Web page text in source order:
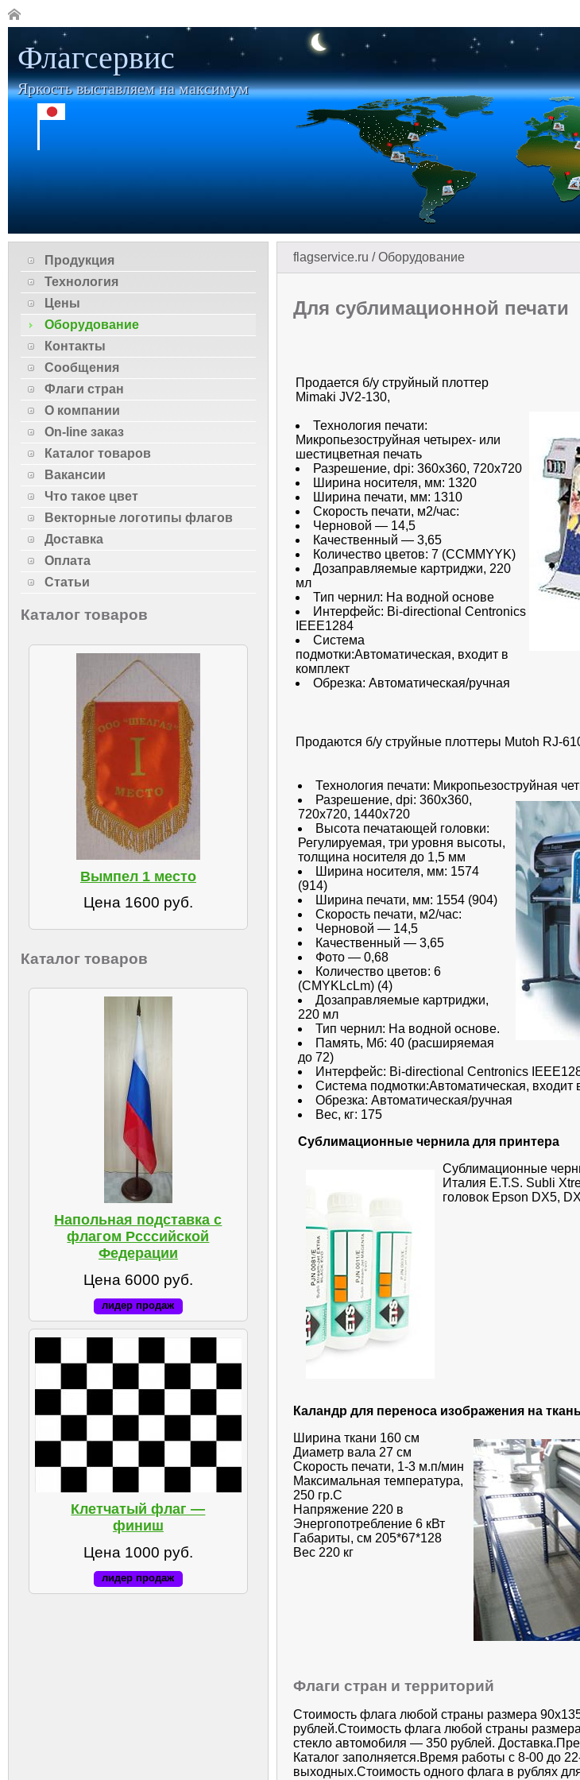
Флагсервис
Яркость выставляем на максимум
flagservice.ru /Оборудование
Для сублимационной печати
Продается б/у струйный плоттер
Mimaki JV2-130,
Технология печати:
Микропьезоструйная четырех- или
шестицветная печать
Разрешение, dpi: 360x360, 720x720
Ширина носителя, мм: 1320
Ширина печати, мм: 1310
Скорость печати, м2/час:
Черновой — 14,5
Качественный — 3,65
Количество цветов: 7 (CСMMYYK)
Дозаправляемые картриджи, 220
мл
Тип чернил: На водной основе
Интерфейс: Bi-directional Centronics
IEEE1284
Система
подмотки:Автоматическая, входит в
комплект
Обрезка: Автоматическая/ручная
Продаются б/у струйные плоттеры Mutoh RJ-
Технология печати: Микропьезоструйная
Разрешение, dpi: 360x360,
720x720, 1440x720
Высота печатающей головки:
Регулируемая, три уровня высоты,
толщина носителя до 1,5 мм
Ширина носителя, мм: 1574
(914)
Ширина печати, мм: 1554 (904)
Скорость печати, м2/час:
Черновой — 14,5
Качественный — 3,65
Фото — 0,68
Количество цветов: 6
(CMYKLcLm) (4)
Дозаправляемые картриджи,
220 мл
Тип чернил: На водной основе.
Память, Мб: 40 (расширяемая
до 72)
Интерфейс: Bi-directional Centronics
Система подмотки:Автоматическая, входит
Обрезка: Автоматическая/ручная
Вес, кг: 175
Сублимационные чернила для принтера
Сублимационные
Италия E.T.S. Subli
головок Epson DX5,
Каландр для переноса изображения на
Ширина ткани 160 см
Диаметр вала 27 см
Скорость печати, 1-3 м.п/мин
Максимальная температура,
250 гр.С
Напряжение 220 в
Энергопотребление 6 кВт
Габариты, см 205*67*128
Вес 220 кг
Флаги стран и территорий
Стоимость флага любой страны размера
рублей.Стоимость флага любой страны
стекло автомобиля — 350 рублей.
Каталог заполняется.Время работы с 8-00 до
выходных.Стоимость одного флага в рублях
Продукция
Технология
Цены
Оборудование
Контакты
Сообщения
Флаги стран
О компании
On-line заказ
Каталог товаров
Вакансии
Что такое цвет
Векторные логотипы флагов
Доставка
Оплата
Статьи
Каталог товаров
Вымпел 1 место
Цена 1600 руб.
Каталог товаров
Напольная подставка с
флагом Рсссийской
Федерации
Цена 6000 руб.
лидер продаж
Клетчатый флаг —
финиш
Цена 1000 руб.
лидер продаж